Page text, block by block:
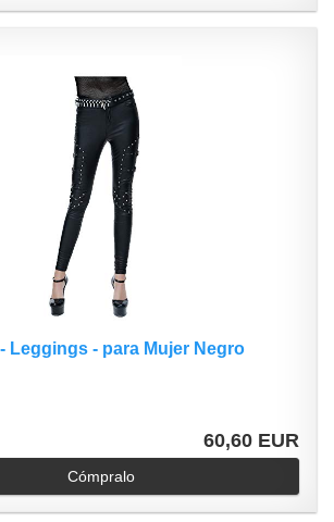
Leggings - para Mujer Negro
60,60 EUR
Cómpralo